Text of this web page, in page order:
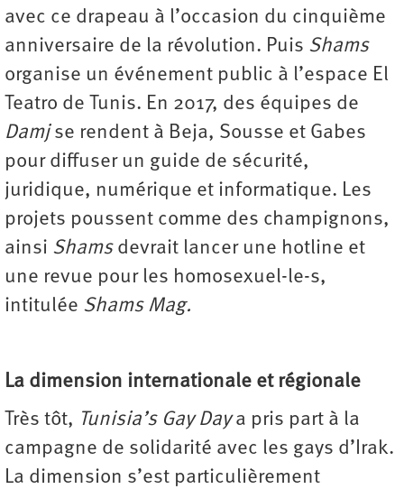
avec ce drapeau à l’occasion du cinquième
anniversaire de la révolution. Puis Shams
organise un événement public à l’espace El
Teatro de Tunis. En 2017, des équipes de
Damjse rendent à Beja, Sousse et Gabes
pour diffuser un guide de sécurité,
juridique, numérique et informatique. Les
projets poussent comme des champignons,
ainsi Shamsdevrait lancer une hotline et
une revue pour les homosexuel-le-s,
intitulée Shams Mag.
La dimension internationale et régionale
Très tôt, Tunisia’s Gay Daya pris part à la
campagne de solidarité avec les gays d’Irak.
La dimension s’est particulièrement